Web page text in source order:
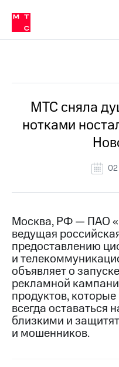
Медиа-центр
и акционерам
Устойчивое развитие
Комплаенс и деловая этика
компании
Карьера
История
компании
Руководство
информация
Контакты
Медиа-центр
Пресс-
релизы
МТС
о технологиях
Достижения
Интервью
в МТС
Пресс-
релизы
о технологиях
МТС сняла
нотками
02
Москва, РФ — ПАО
ведущая
предоставлению
и
объявляет о
рекламной
продуктов,
всегда оставаться
близкими и
и мошенников.